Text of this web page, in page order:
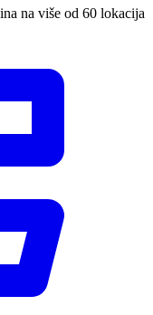
na više od 60 lokacija